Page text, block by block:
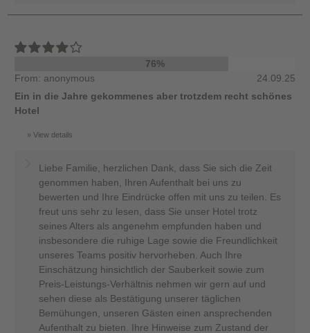
76%
From: anonymous
24.09.25
Ein in die Jahre gekommenes aber trotzdem recht schönes
Hotel
View details
Liebe Familie, herzlichen Dank, dass Sie sich die Zeit
genommen haben, Ihren Aufenthalt bei uns zu
bewerten und Ihre Eindrücke offen mit uns zu teilen. Es
freut uns sehr zu lesen, dass Sie unser Hotel trotz
seines Alters als angenehm empfunden haben und
insbesondere die ruhige Lage sowie die Freundlichkeit
unseres Teams positiv hervorheben. Auch Ihre
Einschätzung hinsichtlich der Sauberkeit sowie zum
Preis-Leistungs-Verhältnis nehmen wir gern auf und
sehen diese als Bestätigung unserer täglichen
Bemühungen, unseren Gästen einen ansprechenden
Aufenthalt zu bieten. Ihre Hinweise zum Zustand der